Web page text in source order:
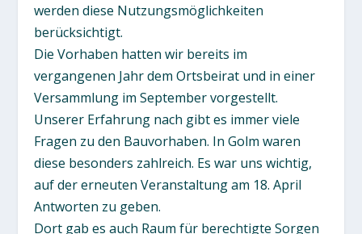
werden diese Nutzungsmöglichkeiten
berücksichtigt.
Die Vorhaben hatten wir bereits im
vergangenen Jahr dem Ortsbeirat und in einer
Versammlung im September vorgestellt.
Unserer Erfahrung nach gibt es immer viele
Fragen zu den Bauvorhaben. In Golm waren
diese besonders zahlreich. Es war uns wichtig,
auf der erneuten Veranstaltung am 18. April
Antworten zu geben.
Dort gab es auch Raum für berechtigte Sorgen